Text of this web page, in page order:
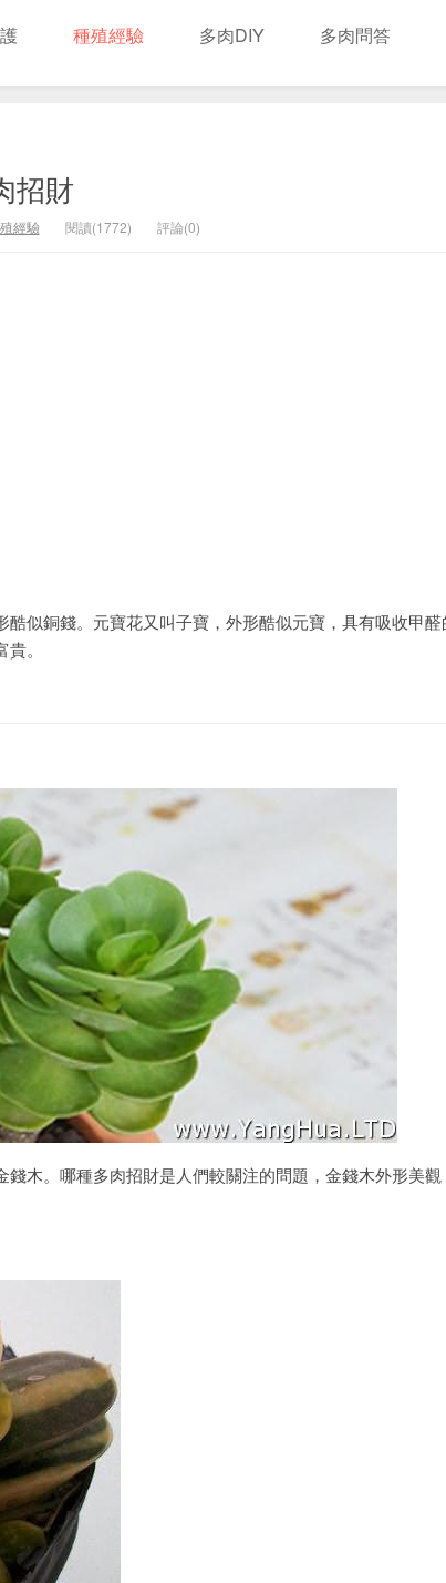
種殖經驗 多肉DIY 多肉問答
招財
經驗 閱讀(1772) 評論(0)
似銅錢。元寶花又叫子寶，外形酷似元寶，具有吸收甲醛
。
木。哪種多肉招財是人們較關注的問題，金錢木外形美觀